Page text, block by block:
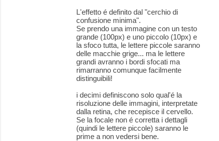
L'effetto é definito dal "cerchio di
confusione minima".
Se prendo una immagine con un testo
grande (100px) e uno piccolo (10px) e
la sfoco tutta, le lettere piccole saranno
delle macchie grige... ma le lettere
grandi avranno i bordi sfocati ma
rimarranno comunque facilmente
distinguibili!
i decimi definiscono solo qual'é la
risoluzione delle immagini, interpretate
dalla retina, che recepisce il cervello.
Se la focale non é corretta i dettagli
(quindi le lettere piccole) saranno le
prime a non vedersi bene.